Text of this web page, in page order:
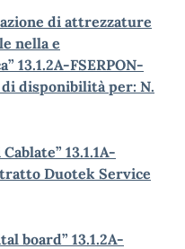
di attrezzature
nella e
13.1.2A-FSERPON-
disponibilità per: N.
13.1.1A-
Duotek Service
board” 13.1.2A-